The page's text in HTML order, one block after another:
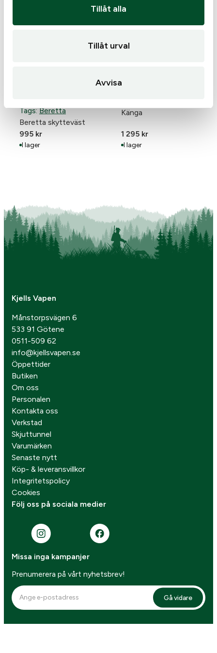
Tillåt alla
Tillåt urval
Avvisa
Tags:Beretta
Beretta skytteväst
995 kr
I lager
Känga
1 295 kr
I lager
Kjells Vapen
Månstorpsvägen 6
533 91 Götene
0511-509 62
info@kjellsvapen.se
Öppettider
Butiken
Om oss
Personalen
Kontakta oss
Verkstad
Skjuttunnel
Varumärken
Senaste nytt
Köp- & leveransvillkor
Integritetspolicy
Cookies
Följ oss på sociala medier
Missa inga kampanjer
Prenumerera på vårt nyhetsbrev!
Gå vidare